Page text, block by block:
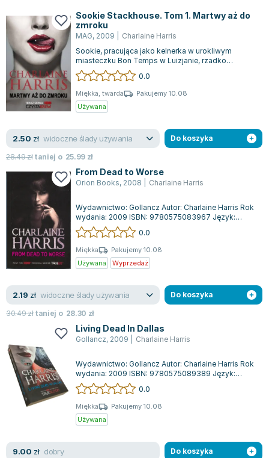
Sookie Stackhouse. Tom 1. Martwy aż do
zmroku
MAG, 2009
Charlaine Harris
Sookie, pracująca jako kelnerka w urokliwym
miasteczku Bon Temps w Luizjanie, rzadko
znajduje czas na randki. Powodem jej samotnoś...
0.0
Miękka, twarda
Pakujemy 10.08
Używana
2.50 zł widoczne ślady używania
28.49złtaniej o 25.99 zł
Do koszyka
From Dead to Worse
Orion Books, 2008 Charlaine Harris
Wydawnictwo: Gollancz Autor: Charlaine Harris Rok
wydania: 2009 ISBN: 9780575083967 Język:
angielski Oprawa: miękka Ilość stron: 3...
0.0
Miękka
Pakujemy 10.08
Używana
Wyprzedaż
2.19 zł widoczne ślady używania
30.49złtaniej o 28.30 zł
Do koszyka
Living Dead In Dallas
Gollancz, 2009 Charlaine Harris
Wydawnictwo: Gollancz Autor: Charlaine Harris Rok
wydania: 2009 ISBN: 9780575089389 Język:
angielski Oprawa: miękka Ilość stron: 2...
0.0
Miękka
Pakujemy 10.08
Używana
9.00 zł dobry Do koszyka